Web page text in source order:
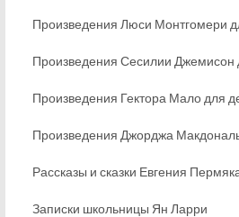
Произведения Люси Монтгомери
Произведения Сесилии Джемисон
Произведения Гектора Мало для
Произведения Джорджа
Рассказы и сказки Евгения
Записки школьницы Ян Ларри